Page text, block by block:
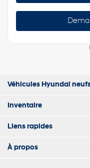
Véhicules Hyundai
Inventaire
Liens rapides
À propos